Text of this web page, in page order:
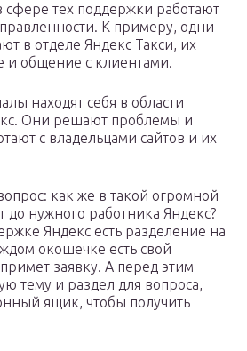
сфере тех поддержки работают
К примеру, одни
в отделе Яндекс Такси, их
и общение с клиентами.
находят себя в области
Они решают проблемы и
с владельцами сайтов и их
как же в такой огромной
до нужного работника Яндекс?
Яндекс есть разделение на
окошечке есть свой
заявку. А перед этим
тему и раздел для вопроса,
ящик, чтобы получить